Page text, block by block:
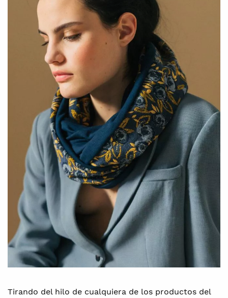
Tirando del hilo de cualquiera de los productos del